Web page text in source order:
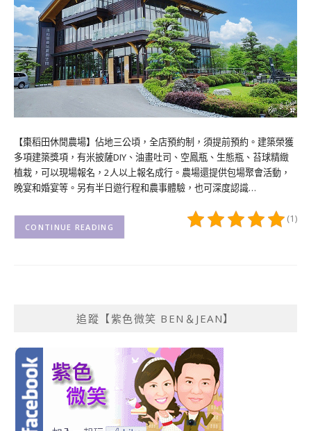
【棗稻田休閒農場】佔地三公頃，全店預約制，須提前預約。建築榮獲
多項建築獎項，有米披薩DIY、油畫吐司、空鳳瓶、生態瓶、苔球精緻
植栽，可以現場報名，2人以上報名成行。農場還提供包場聚會活動，
晚宴和婚宴等。另有半日遊行程和農事體驗，也可深度認識…
(1)
CONTINUE READING
追蹤【紫色微笑 BEN＆JEAN】